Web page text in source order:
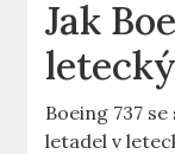
Jak
Boeing ‍737
letadel v